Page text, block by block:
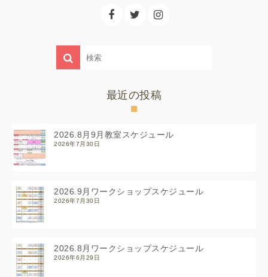
最近の投稿
2026.8月9月教室スケジュール
2026年7月30日
2026.9月ワークショップスケジュール
2026年7月30日
2026.8月ワークショップスケジュール
2026年6月29日